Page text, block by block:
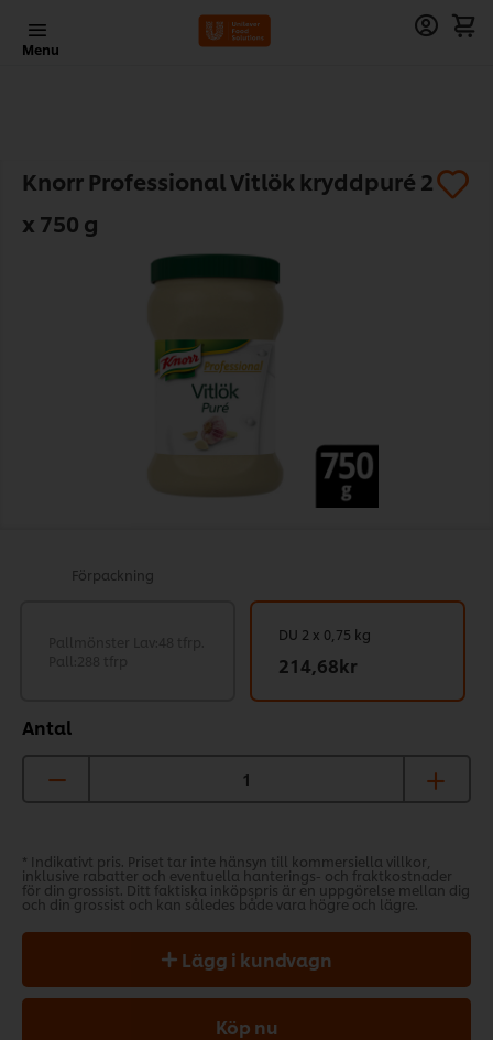
Menu
Knorr Professional Vitlök kryddpuré 2
x 750 g
Förpackning
Antal
DU 2 x 0,75 kg
214,68kr
* Indikativt pris. Priset tar inte hänsyn till kommersiella villkor,
inklusive rabatter och eventuella hanterings- och fraktkostnader
för din grossist. Ditt faktiska inköpspris är en uppgörelse mellan dig
och din grossist och kan således både vara högre och lägre.
Lägg i kundvagn
Köp nu